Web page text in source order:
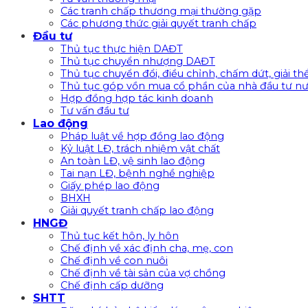
Các tranh chấp thương mại thường gặp
Các phương thức giải quyết tranh chấp
Đầu tư
Thủ tục thực hiện DAĐT
Thủ tục chuyển nhượng DAĐT
Thủ tục chuyển đổi, điều chỉnh, chấm dứt, giải
Thủ tục góp vồn mua cổ phần của nhà đầu tư
Hợp đồng hợp tác kinh doanh
Tư vấn đầu tư
Lao động
Pháp luật về hợp đồng lao động
Kỷ luật LĐ, trách nhiệm vật chất
An toàn LĐ, vệ sinh lao động
Tai nạn LĐ, bệnh nghề nghiệp
Giấy phép lao động
BHXH
Giải quyết tranh chấp lao động
HNGĐ
Thủ tục kết hôn, ly hôn
Chế định về xác định cha, mẹ, con
Chế định về con nuôi
Chế định về tài sản của vợ chồng
Chế định cấp dưỡng
SHTT